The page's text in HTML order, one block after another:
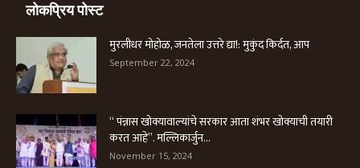
लोकप्रिय पोस्ट
मुरलीधर मोहोळ, जनतेला उत्तरे द्या!: मुकुंद किर्दत, आप
September 22, 2024
“ पंन्नास खोक्यावाल्यांचे सरकार आता शंभर खोक्याची तयारी
करत आहे”. मल्लिकार्जुन...
November 15, 2024